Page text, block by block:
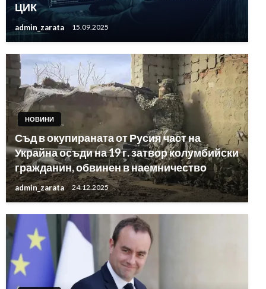
ЦИК
admin_zarata 15.09.2025
НОВИНИ
Съд в окупираната от Русия част на
Украйна осъди на 19 г. затвор колумбийски
гражданин, обвинен в наемничество
admin_zarata 24.12.2025